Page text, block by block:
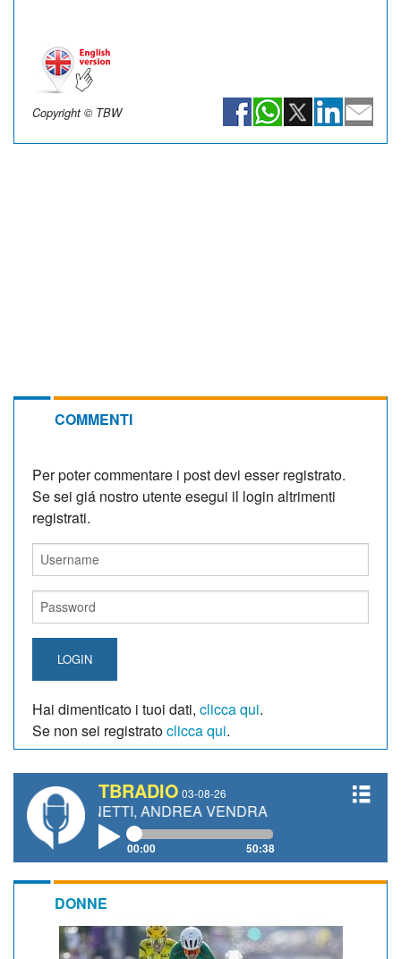
Copyright © TBW
COMMENTI
Per poter commentare i post devi esser registrato.
Se sei giá nostro utente esegui il login altrimenti
registrati.
LOGIN
Hai dimenticato i tuoi dati, clicca qui.
Se non sei registratoclicca qui.
TBRADIO 03-08-26
ANDREA VENDRAME, FILIPPO FIORELLI
00:00 50:38
DONNE